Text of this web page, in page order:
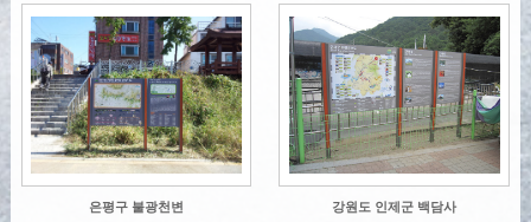
은평구 불광천변 강원도 인제군 백담사